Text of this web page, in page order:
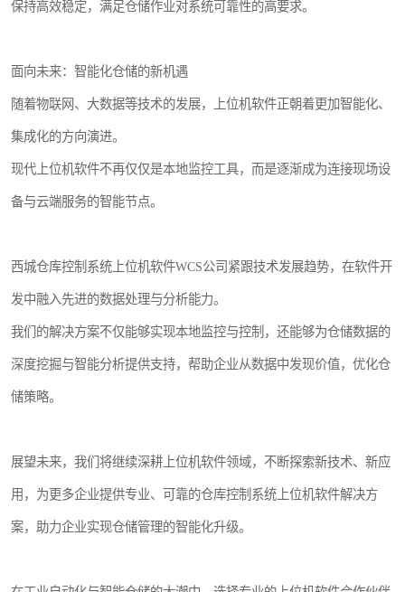
保持高效稳定，满足仓储作业对系统可靠性的高要求。
面向未来：智能化仓储的新机遇
随着物联网、大数据等技术的发展，上位机软件正朝着更加智能化、
集成化的方向演进。
现代上位机软件不再仅仅是本地监控工具，而是逐渐成为连接现场设
备与云端服务的智能节点。
西城仓库控制系统上位机软件WCS公司紧跟技术发展趋势，在软件开
发中融入先进的数据处理与分析能力。
我们的解决方案不仅能够实现本地监控与控制，还能够为仓储数据的
深度挖掘与智能分析提供支持，帮助企业从数据中发现价值，优化仓
储策略。
展望未来，我们将继续深耕上位机软件领域，不断探索新技术、新应
用，为更多企业提供专业、可靠的仓库控制系统上位机软件解决方
案，助力企业实现仓储管理的智能化升级。